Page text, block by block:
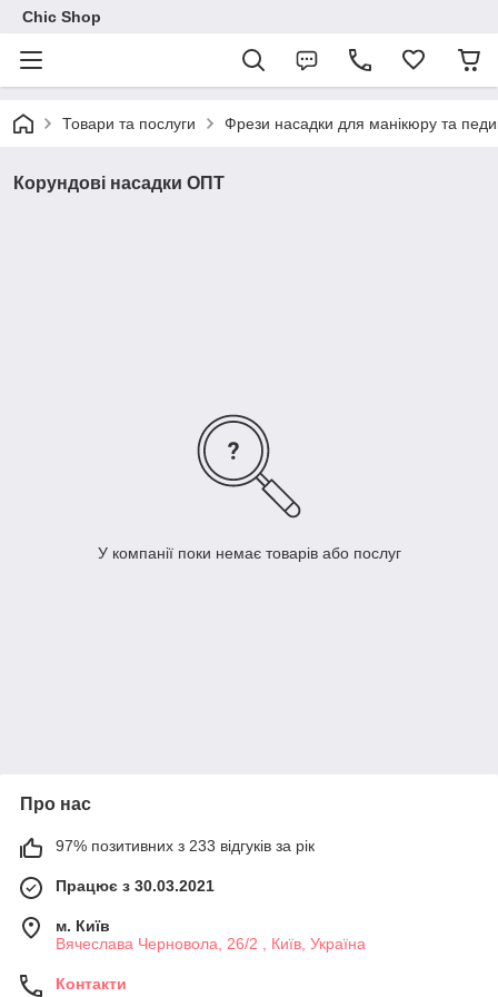
Chic Shop
Товари та послуги Фрези насадки для манікюру та
Корундові насадки ОПТ
У компанії поки немає товарів або послуг
Про нас
97% позитивних з 233 відгуків за рік
Працює з 30.03.2021
м. Київ
Вячеслава Черновола, 26/2 , Київ, Україна
Контакти